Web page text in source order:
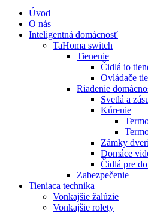
Úvod
O nás
Inteligentná domácnosť
TaHoma switch
Tienenie
Čidlá io
Ovládače
Riadenie
Svetlá a
Kúrenie
Zámky
Domáce
Čidlá pre
Zabezpečenie
Tieniaca technika
Vonkajšie žalúzie
Vonkajšie rolety